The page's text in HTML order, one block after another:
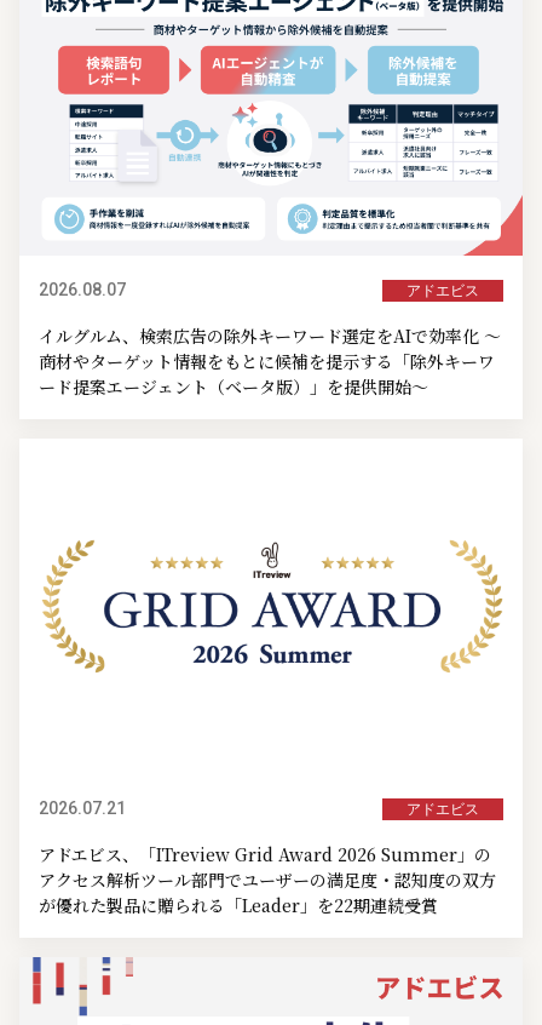
2026.08.07 アドエビス
イルグルム、検索広告の除外キーワード選定をAIで効率化 ～
商材やターゲット情報をもとに候補を提示する「除外キーワ
ード提案エージェント（ベータ版）」を提供開始～
2026.07.21 アドエビス
アドエビス、「ITreview Grid Award 2026 Summer」の
アクセス解析ツール部門でユーザーの満足度・認知度の双方
が優れた製品に贈られる「Leader」を22期連続受賞